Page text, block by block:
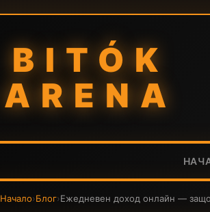
BITÓK
ARENA
Начало›Блог›Ежедневен доход онлайн —